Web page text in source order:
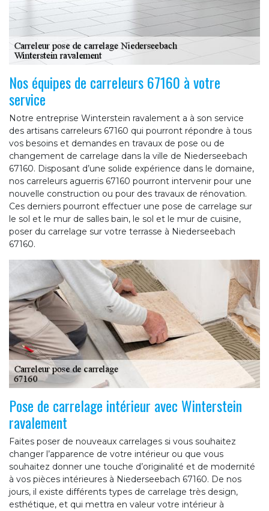
Nos équipes de carreleurs 67160 à votre
service
Notre entreprise Winterstein ravalement a à son service
des artisans carreleurs 67160 qui pourront répondre à tous
vos besoins et demandes en travaux de pose ou de
changement de carrelage dans la ville de Niederseebach
67160. Disposant d’une solide expérience dans le domaine,
nos carreleurs aguerris 67160 pourront intervenir pour une
nouvelle construction ou pour des travaux de rénovation.
Ces derniers pourront effectuer une pose de carrelage sur
le sol et le mur de salles bain, le sol et le mur de cuisine,
poser du carrelage sur votre terrasse à Niederseebach
67160.
Pose de carrelage intérieur avec Winterstein
ravalement
Faites poser de nouveaux carrelages si vous souhaitez
changer l’apparence de votre intérieur ou que vous
souhaitez donner une touche d’originalité et de modernité
à vos pièces intérieures à Niederseebach 67160. De nos
jours, il existe différents types de carrelage très design,
esthétique, et qui mettra en valeur votre intérieur à